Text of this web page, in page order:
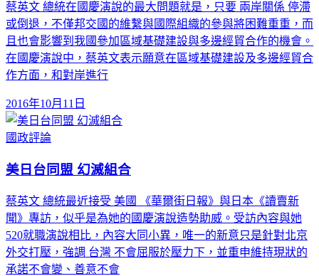
蔡英文 總統在國慶演說的最大問題就是，只要 兩岸關係 停滯
或倒退，不僅邦交國的維繫與國際組織的參與將困難重重，而
且也會影響到我國參加區域基礎建設與多邊經貿合作的機會。
在國慶演說中，蔡英文表示願意在區域基礎建設及多邊經貿合
作方面，和對岸進行
2016年10月11日
國政評論
美日台同盟 幻滅組合
蔡英文 總統最近接受 美國 《華爾街日報》與日本《讀賣新
聞》專訪，似乎是為她的國慶演說造勢助威。受訪內容與她
520就職演說相比，內容大同小異，唯一的新意只是針對北京
外交打壓，強調 台灣 不會屈服於壓力下，並重申維持現狀的
承諾不會變、善意不會